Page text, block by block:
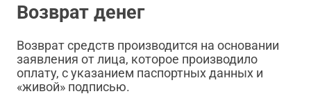
Возврат денег
Возврат средств производится на основании
заявления от лица, которое производило
оплату, с указанием паспортных данных и
«живой» подписью.